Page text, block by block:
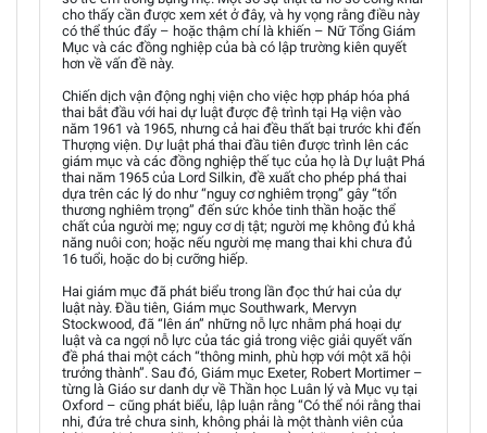
cho thấy cần được xem xét ở đây, và hy vọng rằng điều này
có thể thúc đẩy – hoặc thậm chí là khiến – Nữ Tổng Giám
Mục và các đồng nghiệp của bà có lập trường kiên quyết
hơn về vấn đề này.
Chiến dịch vận động nghị viện cho việc hợp pháp hóa phá
thai bắt đầu với hai dự luật được đệ trình tại Hạ viện vào
năm 1961 và 1965, nhưng cả hai đều thất bại trước khi đến
Thượng viện. Dự luật phá thai đầu tiên được trình lên các
giám mục và các đồng nghiệp thế tục của họ là Dự luật Phá
thai năm 1965 của Lord Silkin, đề xuất cho phép phá thai
dựa trên các lý do như “nguy cơ nghiêm trọng” gây “tổn
thương nghiêm trọng” đến sức khỏe tinh thần hoặc thể
chất của người mẹ; nguy cơ dị tật; người mẹ không đủ khả
năng nuôi con; hoặc nếu người mẹ mang thai khi chưa đủ
16 tuổi, hoặc do bị cưỡng hiếp.
Hai giám mục đã phát biểu trong lần đọc thứ hai của dự
luật này. Đầu tiên, Giám mục Southwark, Mervyn
Stockwood, đã “lên án” những nỗ lực nhằm phá hoại dự
luật và ca ngợi nỗ lực của tác giả trong việc giải quyết vấn
đề phá thai một cách “thông minh, phù hợp với một xã hội
trưởng thành”. Sau đó, Giám mục Exeter, Robert Mortimer –
từng là Giáo sư danh dự về Thần học Luân lý và Mục vụ tại
Oxford – cũng phát biểu, lập luận rằng “Có thể nói rằng thai
nhi, đứa trẻ chưa sinh, không phải là một thành viên của